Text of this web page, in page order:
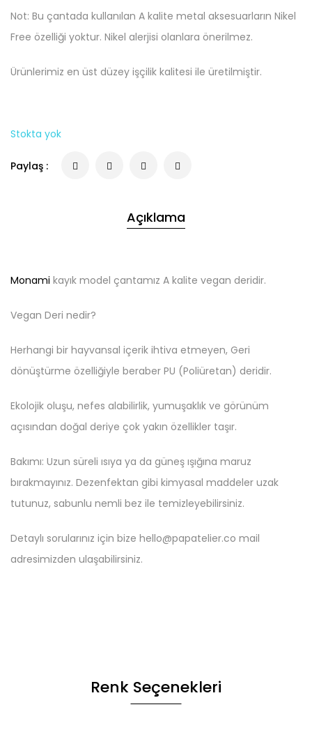
Not: Bu çantada kullanılan A kalite metal aksesuarların Nikel
Free özelliği yoktur. Nikel alerjisi olanlara önerilmez.
Ürünlerimiz en üst düzey işçilik kalitesi ile üretilmiştir.
Stokta yok
Paylaş :
Açıklama
Monami kayık model çantamız A kalite vegan deridir.
Vegan Deri nedir?
Herhangi bir hayvansal içerik ihtiva etmeyen, Geri
dönüştürme özelliğiyle beraber PU (Poliüretan) deridir.
Ekolojik oluşu, nefes alabilirlik, yumuşaklık ve görünüm
açısından doğal deriye çok yakın özellikler taşır.
Bakımı: Uzun süreli ısıya ya da güneş ışığına maruz
bırakmayınız. Dezenfektan gibi kimyasal maddeler uzak
tutunuz, sabunlu nemli bez ile temizleyebilirsiniz.
Detaylı sorularınız için bize hello@papatelier.co mail
adresimizden ulaşabilirsiniz.
Renk Seçenekleri